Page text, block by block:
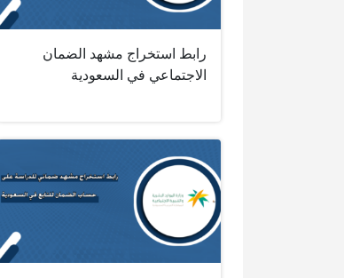
رابط استخراج مشهد الضمان
الاجتماعي في السعودية